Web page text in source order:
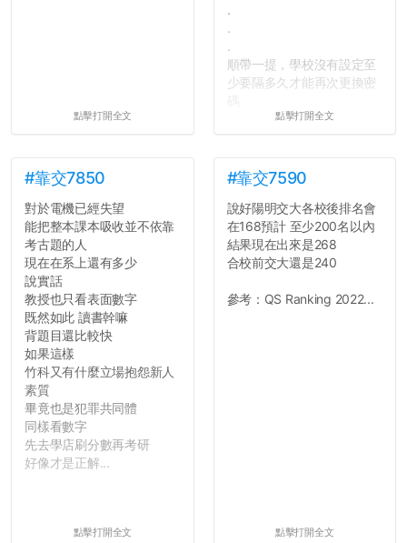
點擊打開全文
.
.
.
順帶一提，學校沒有設定至
少要隔多久才能再次更換密
所以只要重新設定4次密碼
真是安全呢...
點擊打開全文
#靠交7850
對於電機已經失望
能把整本課本吸收並不依靠
考古題的人
現在在系上還有多少
說實話
教授也只看表面數字
既然如此 讀書幹嘛
背題目還比較快
如果這樣
竹科又有什麼立場抱怨新人
素質
畢竟也是犯罪共同體
同樣看數字
先去學店刷分數再考研
好像才是正解...
點擊打開全文
#靠交7590
說好陽明交大各校後排名會
在168預計 至少200名以內
結果現在出來是268
合校前交大還是240
參考：QS Ranking 2022...
點擊打開全文